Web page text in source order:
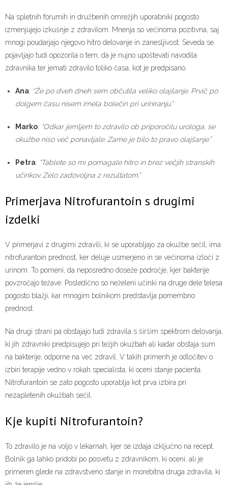
Na spletnih forumih in družbenih omrežjih uporabniki pogosto
izmenjujejo izkušnje z zdravilom. Mnenja so večinoma pozitivna, saj
mnogi poudarjajo njegovo hitro delovanje in zanesljivost. Seveda se
pojavljajo tudi opozorila o tem, da je nujno upoštevati navodila
zdravnika ter jemati zdravilo toliko časa, kot je predpisano.
Ana: “Že po dveh dneh sem občutila veliko olajšanje. Prvič po
dolgem času nisem imela bolečin pri uriniranju.”
Marko: “Odkar jemljem to zdravilo ob priporočilu urologa, se
okužbe niso več ponavljale. Zame je bilo to pravo olajšanje.”
Petra: “Tablete so mi pomagale hitro in brez večjih stranskih
učinkov. Zelo zadovoljna z rezultatom.”
Primerjava Nitrofurantoin s drugimi
izdelki
V primerjavi z drugimi zdravili, ki se uporabljajo za okužbe sečil, ima
nitrofurantoin prednost, ker deluje usmerjeno in se večinoma izloči z
urinom. To pomeni, da neposredno doseže področje, kjer bakterije
povzročajo težave. Posledično so neželeni učinki na druge dele telesa
pogosto blažji, kar mnogim bolnikom predstavlja pomembno
prednost.
Na drugi strani pa obstajajo tudi zdravila s širšim spektrom delovanja,
ki jih zdravniki predpisujejo pri težjih okužbah ali kadar obstaja sum
na bakterije, odporne na več zdravil. V takih primerih je odločitev o
izbiri terapije vedno v rokah specialista, ki oceni stanje pacienta.
Nitrofurantoin se zato pogosto uporablja kot prva izbira pri
nezapletenih okužbah sečil.
Kje kupiti Nitrofurantoin?
To zdravilo je na voljo v lekarnah, kjer se izdaja izključno na recept.
Bolnik ga lahko pridobi po posvetu z zdravnikom, ki oceni, ali je
primeren glede na zdravstveno stanje in morebitna druga zdravila, ki